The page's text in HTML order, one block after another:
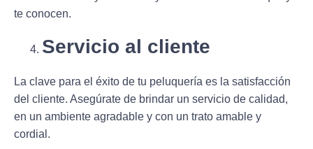
te conocen.
Servicio al cliente
La clave para el éxito de tu peluquería es la satisfacción
del cliente. Asegúrate de brindar un servicio de calidad,
en un ambiente agradable y con un trato amable y
cordial.